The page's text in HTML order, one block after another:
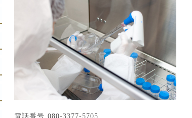
電話番号 080-3377-5705